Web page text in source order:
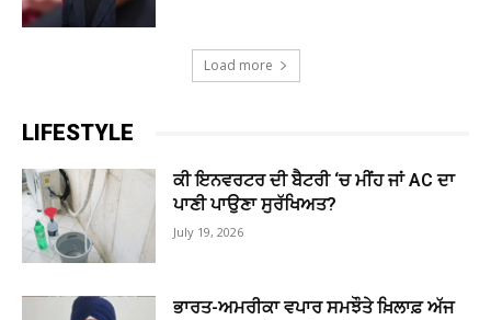
Load more
LIFESTYLE
ਕੀ ਇਨਵਰਟਰ ਦੀ ਬੈਟਰੀ ‘ਚ ਮੀਂਹ ਜਾਂ AC ਦਾ
ਪਾਣੀ ਪਾਉਣਾ ਸੁਰੱਖਿਅਤ?
July 19, 2026
ਭਾਰਤ-ਅਮਰੀਕਾ ਵਪਾਰ ਸਮਝੌਤੇ ਖ਼ਿਲਾਫ਼ ਅੱਜ